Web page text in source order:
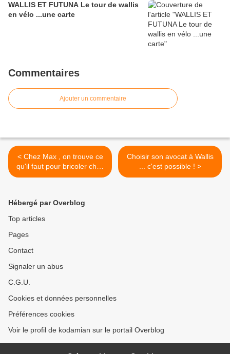
WALLIS ET FUTUNA Le tour de wallis
en vélo ...une carte
Commentaires
Ajouter un commentaire
< Chez Max , on trouve ce
qu'il faut pour bricoler chez
soi ...
Choisir son avocat à Wallis
... c'est possible ! >
Hébergé par Overblog
Top articles
Pages
Contact
Signaler un abus
C.G.U.
Cookies et données personnelles
Préférences cookies
Voir le profil de kodamian sur le portail Overblog